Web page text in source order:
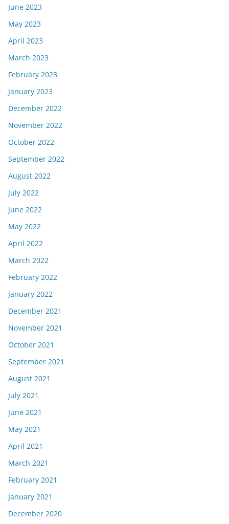
June 2023
May 2023
April 2023
March 2023
February 2023
January 2023
December 2022
November 2022
October 2022
September 2022
August 2022
July 2022
June 2022
May 2022
April 2022
March 2022
February 2022
January 2022
December 2021
November 2021
October 2021
September 2021
August 2021
July 2021
June 2021
May 2021
April 2021
March 2021
February 2021
January 2021
December 2020